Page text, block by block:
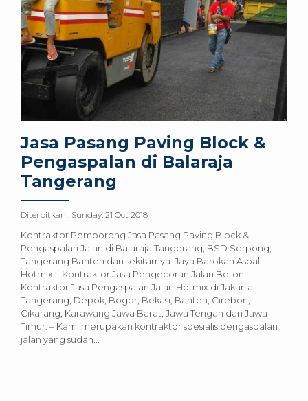
Jasa Pasang Paving Block &
Pengaspalan di Balaraja
Tangerang
Diterbitkan : Sunday, 21 Oct 2018
Kontraktor Pemborong Jasa Pasang Paving Block &
Pengaspalan Jalan di Balaraja Tangerang, BSD Serpong,
Tangerang Banten dan sekitarnya. Jaya Barokah Aspal
Hotmix – Kontraktor Jasa Pengecoran Jalan Beton –
Kontraktor Jasa Pengaspalan Jalan Hotmix di Jakarta,
Tangerang, Depok, Bogor, Bekasi, Banten, Cirebon,
Cikarang, Karawang Jawa Barat, Jawa Tengah dan Jawa
Timur. – Kami merupakan kontraktor spesialis pengaspalan
jalan yang sudah...